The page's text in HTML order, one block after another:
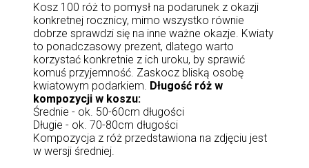
Kosz 100 róż to pomysł na podarunek z okazji
konkretnej rocznicy, mimo wszystko równie
dobrze sprawdzi się na inne ważne okazje. Kwiaty
to ponadczasowy prezent, dlatego warto
korzystać konkretnie z ich uroku, by sprawić
komuś przyjemność. Zaskocz bliską osobę
kwiatowym podarkiem. Długość róż w
kompozycji w koszu:
Średnie - ok. 50-60cm długości
Długie - ok. 70-80cm długości
Kompozycja z róż przedstawiona na zdjęciu jest
w wersji średniej.